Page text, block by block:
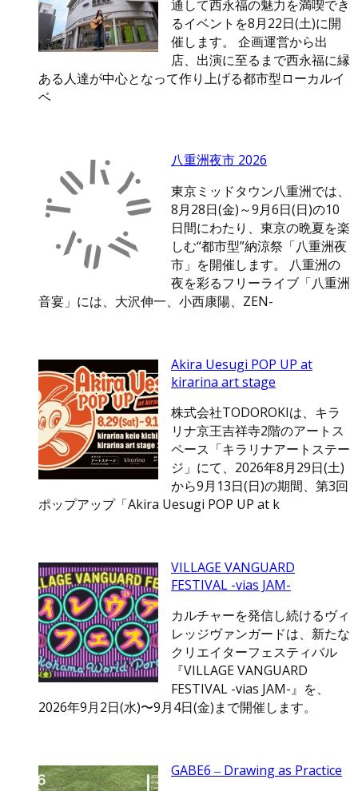
通して西永福の魅力を満喫でき
るイベントを8月22日(土)に開
催します。 企画運営から出
店、出演に至るまで西永福に縁
ある人達が中心となって作り上げる都市型ローカルイ
ベ
八重洲夜市 2026
東京ミッドタウン八重洲では、
8月28日(金)～9月6日(日)の10
日間にわたり、東京の晩夏を楽
しむ“都市型”納涼祭「八重洲夜
市」を開催します。 八重洲の
夜を彩るフリーライブ「八重洲
音宴」には、大沢伸一、小西康陽、ZEN-
Akira Uesugi POP UP at
kirarina art stage
株式会社TODOROKIは、キラ
リナ京王吉祥寺2階のアートス
ペース「キラリナアートステー
ジ」にて、2026年8月29日(土)
から9月13日(日)の期間、第3回
ポップアップ「Akira Uesugi POP UP at k
VILLAGE VANGUARD
FESTIVAL -vias JAM-
カルチャーを発信し続けるヴィ
レッジヴァンガードは、新たな
クリエイターフェスティバル
『VILLAGE VANGUARD
FESTIVAL -vias JAM-』を、
2026年9月2日(水)〜9月4日(金)まで開催します。
GABE6 ‒ Drawing as Practice